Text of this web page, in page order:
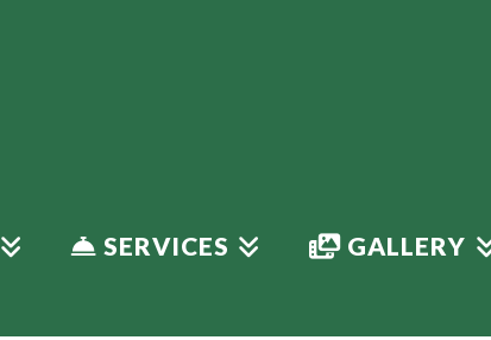
SERVICES GALLERY